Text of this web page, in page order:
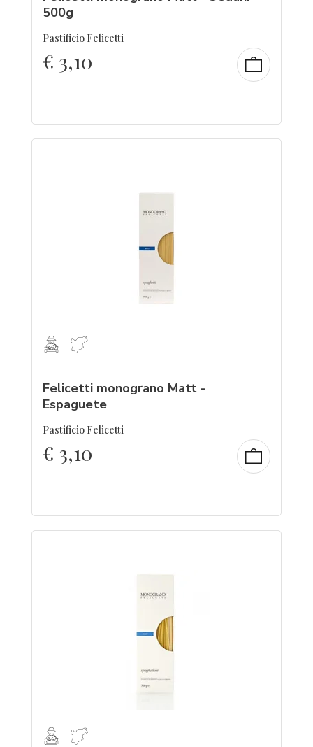
500g
Pastificio Felicetti
€ 3,10
Felicetti monograno Matt -
Espaguete
Pastificio Felicetti
€ 3,10